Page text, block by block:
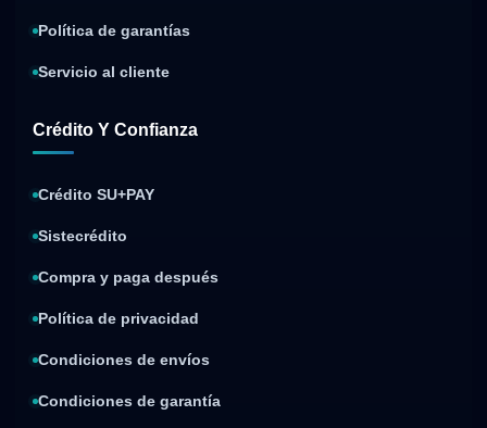
Política de garantías
Servicio al cliente
Crédito Y Confianza
Crédito SU+PAY
Sistecrédito
Compra y paga después
Política de privacidad
Condiciones de envíos
Condiciones de garantía